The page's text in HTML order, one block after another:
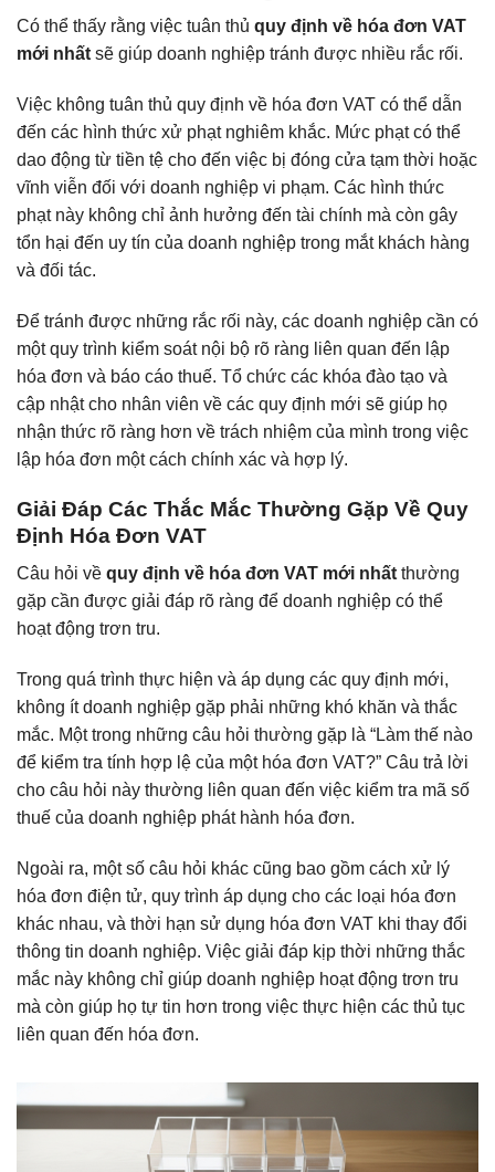
Có thể thấy rằng việc tuân thủ quy định về hóa đơn VAT
mới nhất sẽ giúp doanh nghiệp tránh được nhiều rắc rối.
Việc không tuân thủ quy định về hóa đơn VAT có thể dẫn
đến các hình thức xử phạt nghiêm khắc. Mức phạt có thể
dao động từ tiền tệ cho đến việc bị đóng cửa tạm thời hoặc
vĩnh viễn đối với doanh nghiệp vi phạm. Các hình thức
phạt này không chỉ ảnh hưởng đến tài chính mà còn gây
tổn hại đến uy tín của doanh nghiệp trong mắt khách hàng
và đối tác.
Để tránh được những rắc rối này, các doanh nghiệp cần có
một quy trình kiểm soát nội bộ rõ ràng liên quan đến lập
hóa đơn và báo cáo thuế. Tổ chức các khóa đào tạo và
cập nhật cho nhân viên về các quy định mới sẽ giúp họ
nhận thức rõ ràng hơn về trách nhiệm của mình trong việc
lập hóa đơn một cách chính xác và hợp lý.
Giải Đáp Các Thắc Mắc Thường Gặp Về Quy
Định Hóa Đơn VAT
Câu hỏi về quy định về hóa đơn VAT mới nhất thường
gặp cần được giải đáp rõ ràng để doanh nghiệp có thể
hoạt động trơn tru.
Trong quá trình thực hiện và áp dụng các quy định mới,
không ít doanh nghiệp gặp phải những khó khăn và thắc
mắc. Một trong những câu hỏi thường gặp là “Làm thế nào
để kiểm tra tính hợp lệ của một hóa đơn VAT?” Câu trả lời
cho câu hỏi này thường liên quan đến việc kiểm tra mã số
thuế của doanh nghiệp phát hành hóa đơn.
Ngoài ra, một số câu hỏi khác cũng bao gồm cách xử lý
hóa đơn điện tử, quy trình áp dụng cho các loại hóa đơn
khác nhau, và thời hạn sử dụng hóa đơn VAT khi thay đổi
thông tin doanh nghiệp. Việc giải đáp kịp thời những thắc
mắc này không chỉ giúp doanh nghiệp hoạt động trơn tru
mà còn giúp họ tự tin hơn trong việc thực hiện các thủ tục
liên quan đến hóa đơn.